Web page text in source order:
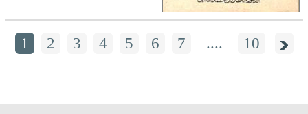
1 2 3 4 5 6 7 .... 10